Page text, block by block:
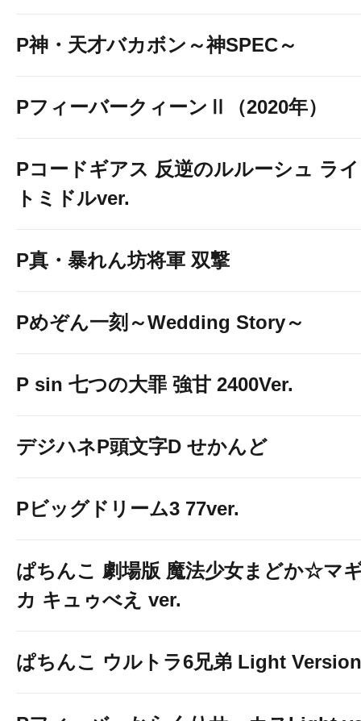
P神・天才バカボン～神SPEC～
PフィーバークィーンⅡ（2020年）
Pコードギアス 反逆のルルーシュ ライ
トミドルver.
P真・暴れん坊将軍 双撃
Pめぞん一刻～Wedding Story～
P sin 七つの大罪 強甘 2400Ver.
デジハネP頭文字D せかんど
Pビッグドリーム3 77ver.
ぱちんこ 劇場版 魔法少女まどか☆マ
カ キュゥべえ ver.
ぱちんこ ウルトラ6兄弟 Light Version